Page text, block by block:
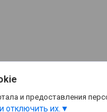
и предоставления
отключить их.